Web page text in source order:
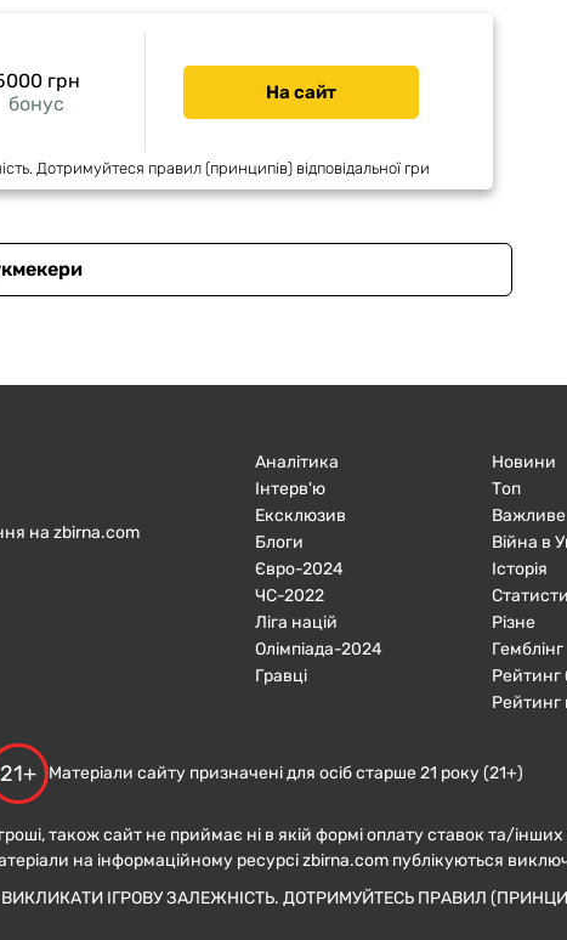
бонус
грн На сайт
Дотримуйтеся правил (принципів) відповідальної гри
на zbirna.com
Аналітика
Інтерв'ю
Ексклюзив
Блоги
Євро-2024
ЧC-2022
Ліга націй
Олімпіада-2024
Гравці
Новини
Топ
Важливе
Війна в
Історія
Різне
Гемблінг
Рейтинг
Рейтинг
21+ Матеріали сайту призначені для осіб старше 21 року (21+)
також сайт не приймає ні в якій формі оплату ставок та/інших
на інформаційному ресурсі zbirna.com публікуються
ІГРОВУ ЗАЛЕЖНІСТЬ. ДОТРИМУЙТЕСЬ ПРАВИЛ